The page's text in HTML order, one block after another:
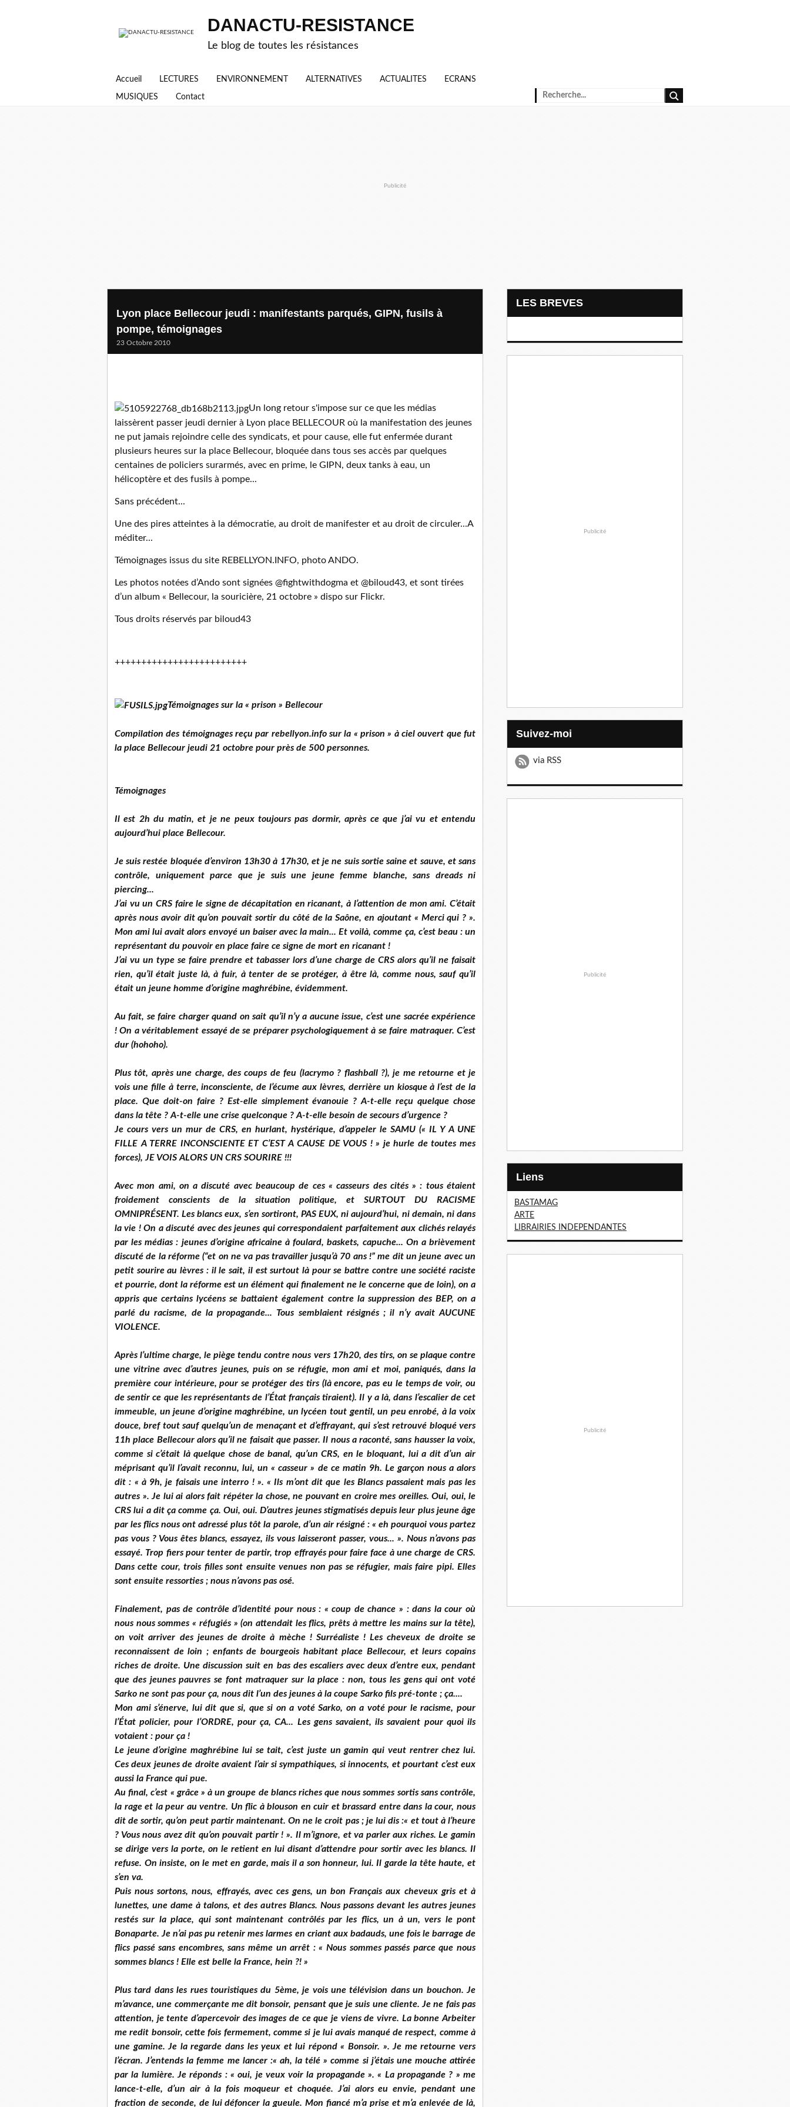
DANACTU-RESISTANCE
Le blog de toutes les résistances
Accueil LECTURES ENVIRONNEMENT ALTERNATIVES ACTUALITES ECRANS
MUSIQUES Contact
Publicité
Lyon place Bellecour jeudi : manifestants parqués, GIPN, fusils à
pompe, témoignages
23 Octobre 2010
Un long retour s'impose sur ce que les médias
laissèrent passer jeudi dernier à Lyon place BELLECOUR où la manifestation des jeunes
ne put jamais rejoindre celle des syndicats, et pour cause, elle fut enfermée durant
plusieurs heures sur la place Bellecour, bloquée dans tous ses accès par quelques
centaines de policiers surarmés, avec en prime, le GIPN, deux tanks à eau, un
hélicoptère et des fusils à pompe...
Sans précédent...
Une des pires atteintes à la démocratie, au droit de manifester et au droit de circuler...A
méditer...
Témoignages issus du site REBELLYON.INFO, photo ANDO.
Les photos notées d’Ando sont signées @fightwithdogma et @biloud43, et sont tirées
d’un album « Bellecour, la souricière, 21 octobre » dispo sur Flickr.
Tous droits réservés par biloud43
+++++++++++++++++++++++++
Témoignages sur la « prison » Bellecour
Compilation des témoignages reçu par rebellyon.info sur la « prison » à ciel ouvert que fut
la place Bellecour jeudi 21 octobre pour près de 500 personnes.
Témoignages
Il est 2h du matin, et je ne peux toujours pas dormir, après ce que j’ai vu et entendu
aujourd’hui place Bellecour.
Je suis restée bloquée d’environ 13h30 à 17h30, et je ne suis sortie saine et sauve, et sans
contrôle, uniquement parce que je suis une jeune femme blanche, sans dreads ni
piercing...
J’ai vu un CRS faire le signe de décapitation en ricanant, à l’attention de mon ami. C’était
après nous avoir dit qu’on pouvait sortir du côté de la Saône, en ajoutant « Merci qui ? ».
Mon ami lui avait alors envoyé un baiser avec la main... Et voilà, comme ça, c’est beau : un
représentant du pouvoir en place faire ce signe de mort en ricanant !
J’ai vu un type se faire prendre et tabasser lors d’une charge de CRS alors qu’il ne faisait
rien, qu’il était juste là, à fuir, à tenter de se protéger, à être là, comme nous, sauf qu’il
était un jeune homme d’origine maghrébine, évidemment.
Au fait, se faire charger quand on sait qu’il n’y a aucune issue, c’est une sacrée expérience
! On a véritablement essayé de se préparer psychologiquement à se faire matraquer. C’est
dur (hohoho).
Plus tôt, après une charge, des coups de feu (lacrymo ? flashball ?), je me retourne et je
vois une fille à terre, inconsciente, de l’écume aux lèvres, derrière un kiosque à l’est de la
place. Que doit-on faire ? Est-elle simplement évanouie ? A-t-elle reçu quelque chose
dans la tête ? A-t-elle une crise quelconque ? A-t-elle besoin de secours d’urgence ?
Je cours vers un mur de CRS, en hurlant, hystérique, d’appeler le SAMU (« IL Y A UNE
FILLE A TERRE INCONSCIENTE ET C’EST A CAUSE DE VOUS ! » je hurle de toutes mes
forces), JE VOIS ALORS UN CRS SOURIRE !!!
Avec mon ami, on a discuté avec beaucoup de ces « casseurs des cités » : tous étaient
froidement conscients de la situation politique, et SURTOUT DU RACISME
OMNIPRÉSENT. Les blancs eux, s’en sortiront, PAS EUX, ni aujourd’hui, ni demain, ni dans
la vie ! On a discuté avec des jeunes qui correspondaient parfaitement aux clichés relayés
par les médias : jeunes d’origine africaine à fou­lard, baskets, capuche... On a brièvement
discuté de la réforme (“et on ne va pas travailler jusqu’à 70 ans !” me dit un jeune avec un
petit sourire au lèvres : il le sait, il est surtout là pour se battre contre une société raciste
et pourrie, dont la réforme est un élément qui finalement ne le concerne que de loin), on a
appris que certains lycéens se battaient également contre la suppression des BEP, on a
parlé du racisme, de la propagande... Tous semblaient résignés ; il n’y avait AUCUNE
VIOLENCE.
Après l’ultime charge, le piège tendu contre nous vers 17h20, des tirs, on se plaque contre
une vitrine avec d’autres jeunes, puis on se réfugie, mon ami et moi, paniqués, dans la
première cour intérieure, pour se protéger des tirs (là encore, pas eu le temps de voir, ou
de sentir ce que les représentants de l’État français tiraient). Il y a là, dans l’escalier de cet
immeuble, un jeune d’ori­gine maghrébine, un lycéen tout gentil, un peu enrobé, à la voix
douce, bref tout sauf quelqu’un de menaçant et d’effrayant, qui s’est retrouvé bloqué vers
11h place Bellecour alors qu’il ne faisait que passer. Il nous a raconté, sans hausser la voix,
comme si c’était là quelque chose de banal, qu’un CRS, en le bloquant, lui a dit d’un air
méprisant qu’il l’avait reconnu, lui, un « casseur » de ce matin 9h. Le garçon nous a alors
dit : « à 9h, je faisais une interro ! ». « Ils m’ont dit que les Blancs passaient mais pas les
autres ». Je lui ai alors fait répéter la chose, ne pouvant en croire mes oreilles. Oui, oui, le
CRS lui a dit ça comme ça. Oui, oui. D’autres jeunes stigmatisés depuis leur plus jeune âge
par les flics nous ont adressé plus tôt la parole, d’un air résigné : « eh pourquoi vous partez
pas vous ? Vous êtes blancs, essayez, ils vous laisseront passer, vous... ». Nous n’avons pas
essayé. Trop fiers pour tenter de partir, trop effrayés pour faire face à une charge de CRS.
Dans cette cour, trois filles sont ensuite venues non pas se réfugier, mais faire pipi. Elles
sont ensuite ressorties ; nous n’avons pas osé.
Finalement, pas de contrôle d’identité pour nous : « coup de chance » : dans la cour où
nous nous sommes « réfugiés » (on attendait les flics, prêts à mettre les mains sur la tête),
on voit arriver des jeunes de droite à mèche ! Surréaliste ! Les cheveux de droite se
reconnaissent de loin ; enfants de bourgeois habitant place Bellecour, et leurs copains
riches de droite. Une discussion suit en bas des escaliers avec deux d’entre eux, pendant
que des jeunes pauvres se font matraquer sur la place : non, tous les gens qui ont voté
Sarko ne sont pas pour ça, nous dit l’un des jeunes à la coupe Sarko fils pré-tonte ; ça....
Mon ami s’énerve, lui dit que si, que si on a voté Sarko, on a voté pour le racisme, pour
l’État poli­cier, pour l’ORDRE, pour ça, CA... Les gens savaient, ils savaient pour quoi ils
votaient : pour ça !
Le jeune d’origine maghrébine lui se tait, c’est juste un gamin qui veut rentrer chez lui.
Ces deux jeunes de droite avaient l’air si sympathiques, si innocents, et pourtant c’est eux
aussi la France qui pue.
Au final, c’est « grâce » à un groupe de blancs riches que nous sommes sortis sans contrôle,
la rage et la peur au ventre. Un flic à blouson en cuir et brassard entre dans la cour, nous
dit de sortir, qu’on peut partir maintenant. On ne le croit pas ; je lui dis :« et tout à l’heure
? Vous nous avez dit qu’on pouvait partir ! ». Il m’ignore, et va parler aux riches. Le gamin
se dirige vers la porte, on le retient en lui disant d’attendre pour sortir avec les blancs. Il
refuse. On insiste, on le met en garde, mais il a son honneur, lui. Il garde la tête haute, et
s’en va.
Puis nous sortons, nous, effrayés, avec ces gens, un bon Français aux cheveux gris et à
lunettes, une dame à talons, et des autres Blancs. Nous passons devant les autres jeunes
restés sur la place, qui sont maintenant contrôlés par les flics, un à un, vers le pont
Bonaparte. Je n’ai pas pu retenir mes larmes en criant aux badauds, une fois le barrage de
flics passé sans encombres, sans même un arrêt : « Nous sommes passés parce que nous
sommes blancs ! Elle est belle la France, hein ?! »
Plus tard dans les rues touristiques du 5ème, je vois une télévision dans un bouchon. Je
m’avance, une commerçante me dit bonsoir, pensant que je suis une cliente. Je ne fais pas
attention, je tente d’apercevoir des images de ce que je viens de vivre. La bonne Arbeiter
me redit bonsoir, cette fois fermement, comme si je lui avais manqué de respect, comme à
une gamine. Je la regarde dans les yeux et lui répond « Bonsoir. ». Je me retourne vers
l’écran. J’entends la femme me lancer :« ah, la télé » comme si j’étais une mouche attirée
par la lumière. Je réponds : « oui, je veux voir la pro­pagande ». « La propagande ? » me
lance-t-elle, d’un air à la fois moqueur et choquée. J’ai alors eu envie, pendant une
fraction de seconde, de lui défoncer la gueule. Mon fiancé m’a prise et m’a enle­vée de là,
LES BREVES
Publicité
Suivez-moi
via RSS
Publicité
Liens
BASTAMAG
ARTE
LIBRAIRIES INDEPENDANTES
Publicité